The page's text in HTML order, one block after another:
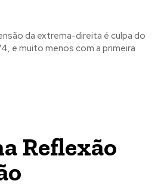
da extrema-direita é culpa do
Reflexão